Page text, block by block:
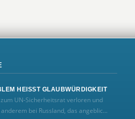
HEISST GLAUBWÜRDIGKEIT
UN‑Sicherheitsrat verloren und
bei Russland, das angeblic...